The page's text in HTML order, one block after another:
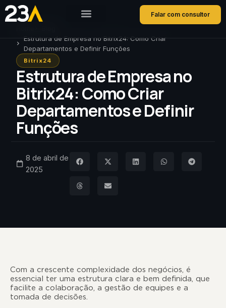
Falar com consultor
Estrutura de Empresa no Bitrix24: Como Criar
Departamentos e Definir Funções
Bitrix24
Estrutura de Empresa no
Bitrix24: Como Criar
Departamentos e Definir
Funções
8 de abril de
2025
Com a crescente complexidade dos negócios, é
essencial ter uma estrutura clara e bem definida, que
facilite a colaboração, a gestão de equipes e a
tomada de decisões.